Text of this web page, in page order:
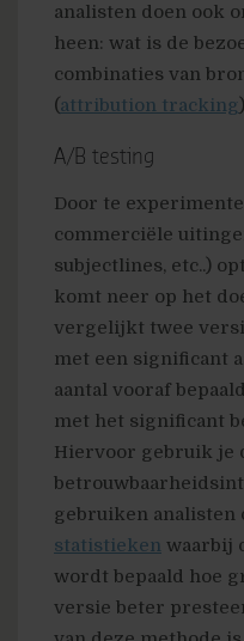
analisten doen ook
heen: wat is de
combinaties van
(attribution tracking
A/B testing
Door te
commerciële
subjectlines, etc..)
komt neer op het
vergelijkt twee
met een significant
aantal vooraf
met het significant
Hiervoor gebruik je
gebruiken analisten
statistieken waarbij
wordt bepaald hoe
versie beter